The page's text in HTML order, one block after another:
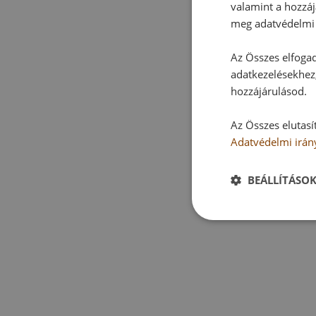
valamint a
meg
Az Összes
hozzájárulásod.
Az Összes
Adatvédelmi
BEÁLLÍTÁSOK